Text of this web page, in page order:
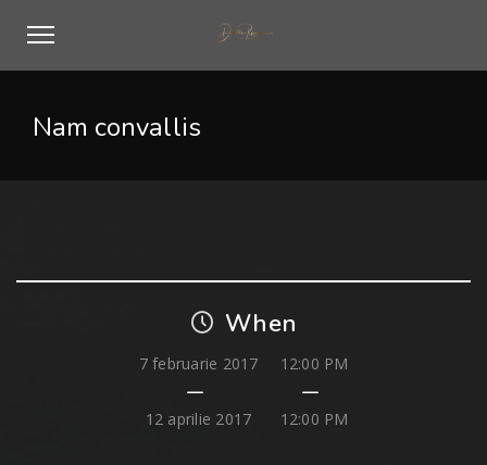
Nam convallis
When
7 februarie 2017
12 aprilie 2017
12:00 PM
12:00 PM